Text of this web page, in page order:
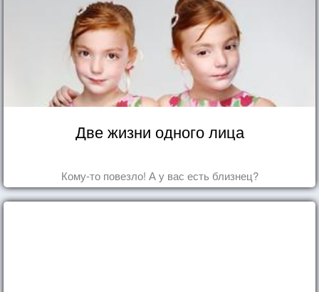
Две жизни одного лица
Кому-то повезло! А у вас есть близнец?